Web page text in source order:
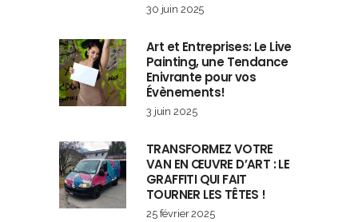
30 juin 2025
Art et Entreprises: Le Live
Painting, une Tendance
Enivrante pour vos
Évènements!
3 juin 2025
TRANSFORMEZ VOTRE
VAN EN ŒUVRE D’ART : LE
GRAFFITI QUI FAIT
TOURNER LES TÊTES !
25 février 2025